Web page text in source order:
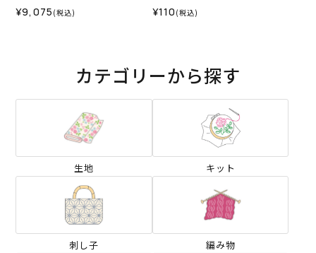
ィールファイン08A＞（編み
物 材料セット）
¥9,075 (税込) ¥110 (税込)
カテゴリーから探す
生地 キット
刺し子 編み物